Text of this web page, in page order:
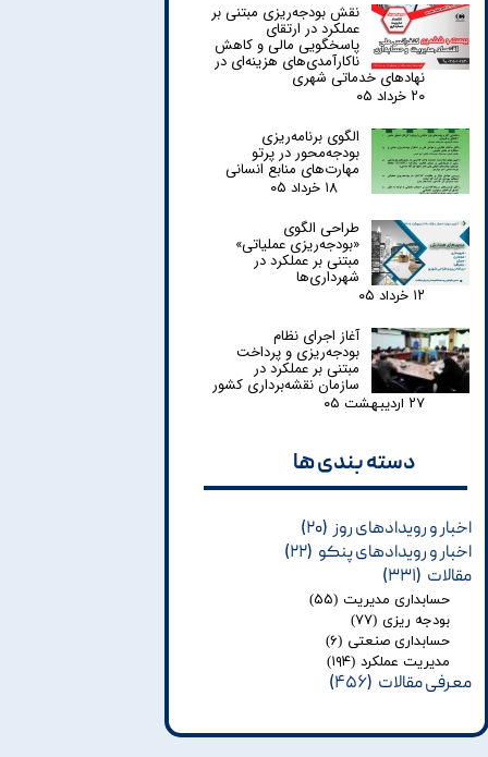
نقش بودجه‌ریزی مبتنی بر
عملکرد در ارتقای
پاسخگویی مالی و کاهش
ناکارآمدی‌های هزینه‌ای در
نهادهای خدماتی شهری
۲۰ خرداد ۰۵
الگوی برنامه‌ریزی
بودجه‌محور در پرتو
مهارت‌های منابع انسانی
۱۸ خرداد ۰۵
طراحی الگوی
«بودجه‌ریزی عملیاتی»
مبتنی بر عملکرد در
شهرداری‌ها
۱۲ خرداد ۰۵
آغاز اجرای نظام
بودجه‌ریزی و پرداخت
مبتنی بر عملکرد در
سازمان نقشه‌برداری کشور
۲۷ اردیبهشت ۰۵
دسته بندی ها​​​​​​​
اخبار و رویدادهای روز (۲۰)
اخبار و رویدادهای پنکو (۲۲)
مقالات (۳۳۱)
حسابداری مدیریت (۵۵)
بودجه ریزی (۷۷)
حسابداری صنعتی (۶)
مدیریت عملکرد (۱۹۴)
معرفی مقالات (۴۵۶)